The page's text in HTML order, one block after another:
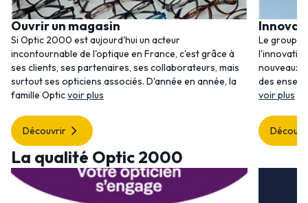
Ouvrir un magasin
Si Optic 2000 est aujourd'hui un acteur
incontournable de l'optique en France, c'est grâce à
ses clients, ses partenaires, ses collaborateurs, mais
surtout ses opticiens associés. D'année en année, la
famille Opticvoir plus
Découvrir
Le
nouveaux
des
voir plus
La qualité Optic 2000